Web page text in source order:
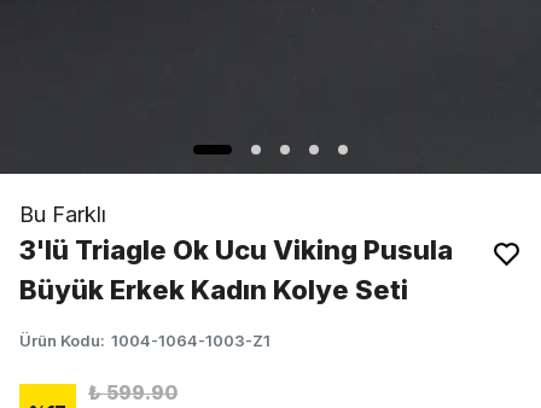
Bu Farklı
3'lü Triagle Ok Ucu Viking Pusula
Büyük Erkek Kadın Kolye Seti
Ürün Kodu: 1004-1064-1003-Z1
₺ 599.90